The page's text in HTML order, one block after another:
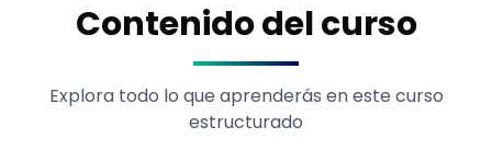
Contenido del curso
Explora todo lo que aprenderás en este curso
estructurado